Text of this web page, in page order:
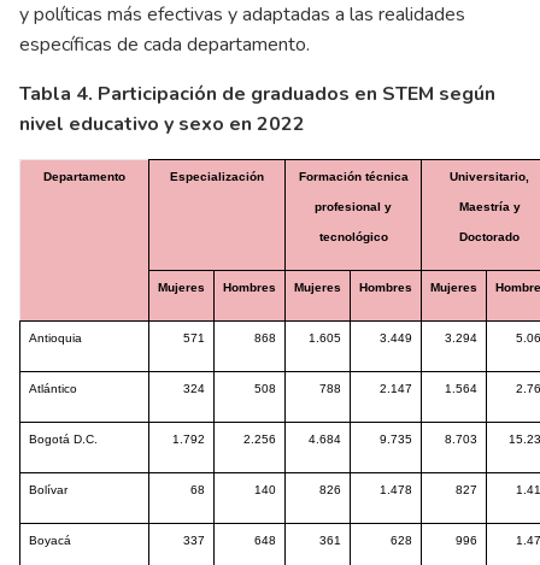
y políticas más efectivas y adaptadas a las realidades
específicas de cada departamento.
Tabla 4. Participación de graduados en STEM según
nivel educativo y sexo en 2022
Departamento Especialización Formación técnica
profesional y
tecnológico
Universitario,
Maestría y
Doctorado
Mujeres Hombres Mujeres Hombres Mujeres
Antioquia 571 868 1.605 3.449 3.294
Atlántico 324 508 788 2.147 1.564
Bogotá D.C. 1.792 2.256 4.684 9.735 8.703
Bolívar 68 140 826 1.478 827
Boyacá 337 648 361 628 996